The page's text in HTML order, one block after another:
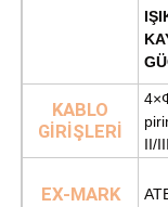
KABLO
GİRİŞLERİ
II/
EX-MARK